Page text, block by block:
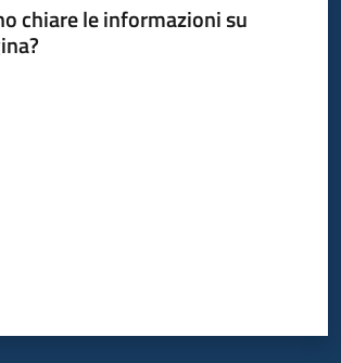
chiare le informazioni su